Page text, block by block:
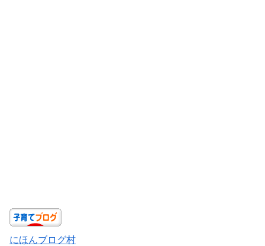
にほんブログ村